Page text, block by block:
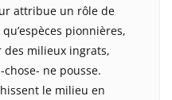
attribue un rôle de
pionnières,
des milieux ingrats,
ne pousse.
le milieu en